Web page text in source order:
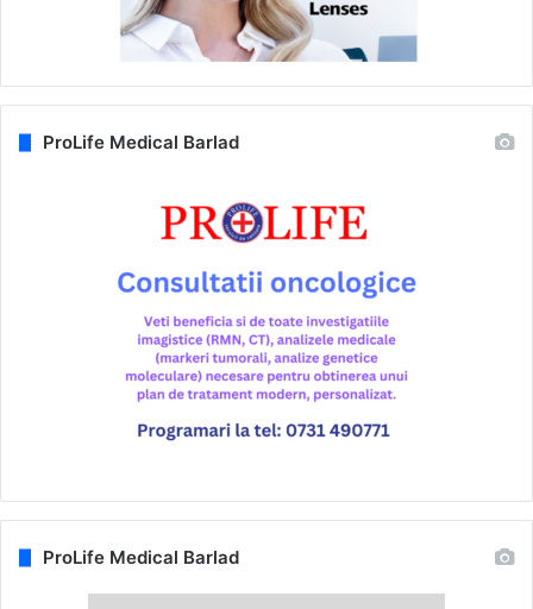
ProLife Medical Barlad
ProLife Medical Barlad